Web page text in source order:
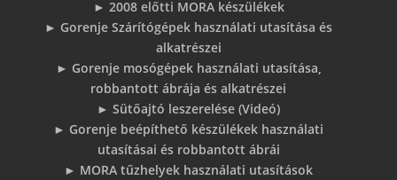
► 2008 előtti MORA készülékek
► Gorenje Szárítógépek használati utasítása és
alkatrészei
► Gorenje mosógépek használati utasítása,
robbantott ábrája és alkatrészei
► Sütőajtó leszerelése (Videó)
► Gorenje beépíthető készülékek használati
utasításai és robbantott ábrái
► MORA tűzhelyek használati utasítások